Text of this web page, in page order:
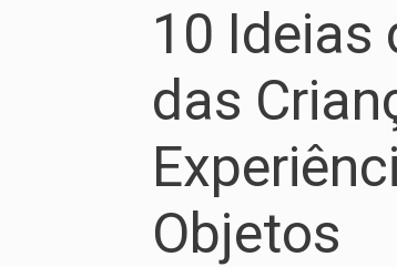
10 Ideias
das
Objetos